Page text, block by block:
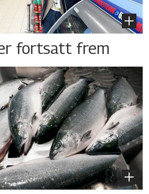
fortsatt frem